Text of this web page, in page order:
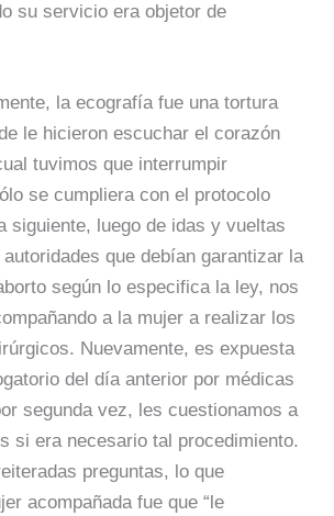
su servicio era objetor de
la ecografía fue una tortura
le hicieron escuchar el corazón
tuvimos que interrumpir
se cumpliera con el protocolo
siguiente, luego de idas y vueltas
que debían garantizar la
según lo especifica la ley, nos
a la mujer a realizar los
Nuevamente, es expuesta
del día anterior por médicas
segunda vez, les cuestionamos a
si era necesario tal procedimiento.
preguntas, lo que
acompañada fue que “le